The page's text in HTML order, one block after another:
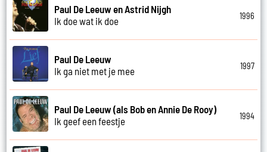
Paul De Leeuw en Astrid Nijgh
Ik doe wat ik doe
1996
Paul De Leeuw
Ik ga niet met je mee
1997
Paul De Leeuw (als Bob en Annie De Rooy)
Ik geef een feestje
1994